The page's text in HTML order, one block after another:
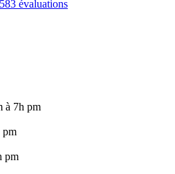
évaluations
à 7h pm
pm
pm